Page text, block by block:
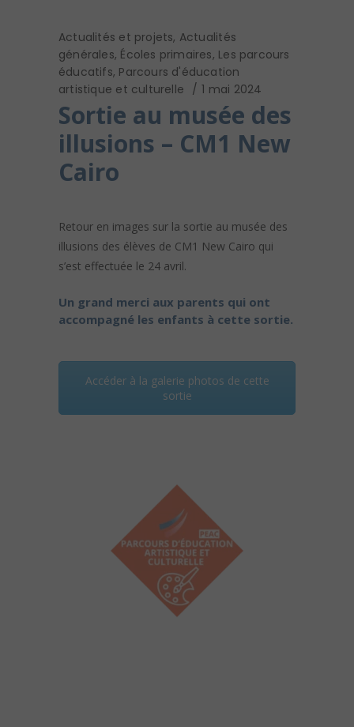
Actualités et projets, Actualités
générales, Écoles primaires, Les parcours
éducatifs, Parcours d'éducation
artistique et culturelle
1 mai 2024
Sortie au musée des
illusions – CM1 New
Cairo
Retour en images sur la sortie au musée des
illusions des élèves de CM1 New Cairo qui
s’est effectuée le 24 avril.
Un grand merci aux parents qui ont
accompagné les enfants à cette sortie.
Accéder à la galerie photos de cette
sortie